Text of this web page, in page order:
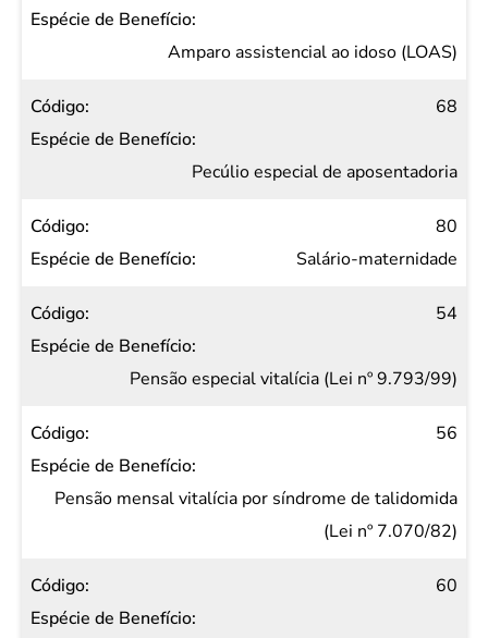
Amparo assistencial ao idoso (LOAS)
68
Pecúlio especial de aposentadoria
80
Salário-maternidade
54
Pensão especial vitalícia (Lei nº 9.793/99)
56
Pensão mensal vitalícia por síndrome de talidomida
(Lei nº 7.070/82)
60